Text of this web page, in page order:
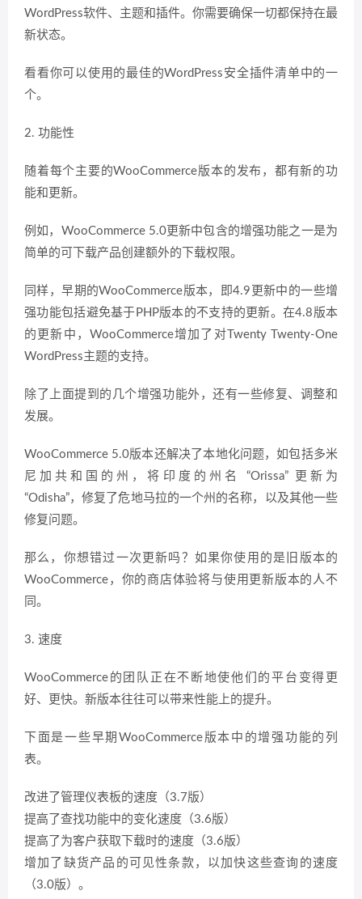
WordPress软件、主题和插件。你需要确保一切都保持在最
新状态。
看看你可以使用的最佳的WordPress安全插件清单中的一
个。
2. 功能性
随着每个主要的WooCommerce版本的发布，都有新的功
能和更新。
例如，WooCommerce 5.0更新中包含的增强功能之一是为
简单的可下载产品创建额外的下载权限。
同样，早期的WooCommerce版本，即4.9更新中的一些增
强功能包括避免基于PHP版本的不支持的更新。在4.8版本
的更新中，WooCommerce增加了对Twenty Twenty-One
WordPress主题的支持。
除了上面提到的几个增强功能外，还有一些修复、调整和
发展。
WooCommerce 5.0版本还解决了本地化问题，如包括多米
尼加共和国的州，将印度的州名 “Orissa” 更新为
“Odisha”，修复了危地马拉的一个州的名称，以及其他一些
修复问题。
那么，你想错过一次更新吗？如果你使用的是旧版本的
WooCommerce，你的商店体验将与使用更新版本的人不
同。
3. 速度
WooCommerce的团队正在不断地使他们的平台变得更
好、更快。新版本往往可以带来性能上的提升。
下面是一些早期WooCommerce版本中的增强功能的列
表。
改进了管理仪表板的速度（3.7版）
提高了查找功能中的变化速度（3.6版）
提高了为客户获取下载时的速度（3.6版）
增加了缺货产品的可见性条款，以加快这些查询的速度
（3.0版）。